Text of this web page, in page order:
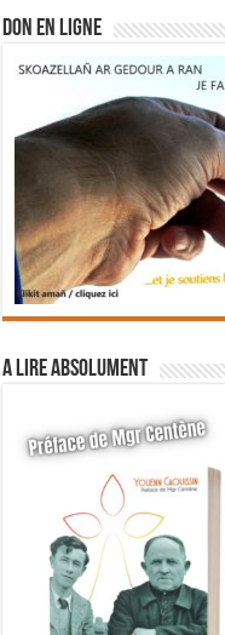
DON EN LIGNE
A lire absolument